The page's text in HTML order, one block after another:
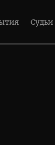
Судьи